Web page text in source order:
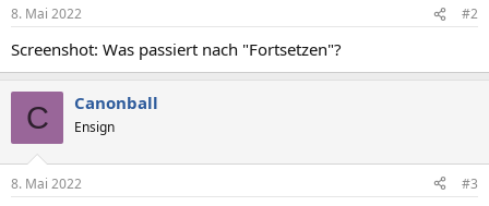
8. Mai 2022 #2
Screenshot: Was passiert nach "Fortsetzen"?
C Canonball
Ensign
8. Mai 2022 #3